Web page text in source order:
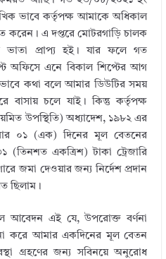
ভাবে কর্তৃপক্ষ আমাকে অধিকাল
করেন। এ দপ্তরে মোটরগাড়ি চালক
প্রাপ্য হই। যার ফলে গত
অফিসে এনে বিকাল শিপ্টের আগ
কথা বলে আমার ডিউটির সময়
বাসায় চলে যাই। কিন্তু কর্তৃপক্ষ
উপস্থিতি) অধ্যাদেশ, ১৯৮২ এর
০১ (এক) দিনের মূল বেতনের
একত্রিশ) টাকা ট্রেজারি
জমা দেওয়ার জন্য নির্দেশ প্রদান
ছিলাম।
এই যে, উপরোক্ত বর্ণনা
করে আমার একদিনের মূল বেতন
গ্রহণের জন্য সবিনয়ে অনুরোধ